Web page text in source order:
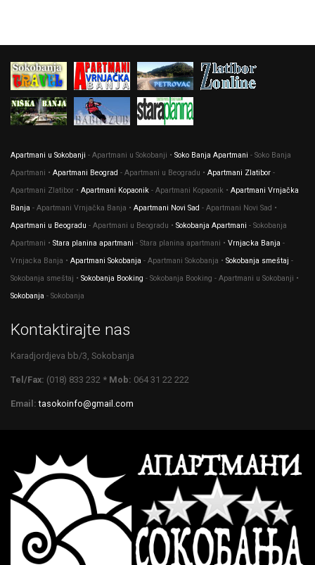
Apartmani u Sokobanji - Apartmani u Sokobanji • Soko Banja Apartmani - Soko Banja
Apartmani • Apartmani Beograd - Apartmani u Beogradu • Apartmani Zlatibor -
Apartmani Zlatibor • Apartmani Kopaonik - Apartmani Kopaonik • Apartmani Vrnjačka
Banja - Apartmani Vrnjačka Banja • Apartmani Novi Sad - Apartmani Novi Sad •
Apartmani u Beogradu - Apartmani u Beogradu • Sokobanja Apartmani - Sokobanja
Apartmani • Stara planina apartmani - Stara planina apartmani • Vrnjacka Banja -
Vrnjacka Banja • Apartmani Sokobanja - Apartmani Sokobanja • Sokobanja smeštaj -
Sokobanja smeštaj • Sokobanja Booking - Sokobanja Booking - Apartmani u Sokobanji •
Sokobanja - Sokobanja
Kontaktirajte nas
Karadjordjeva bb/3, Sokobanja
Tel/Fax: (018) 833 232 * Mob: 064 31 22 222
Email: tasokoinfo@gmail.com